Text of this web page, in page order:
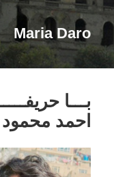
Maria Daro
بـــا
احمد محمود